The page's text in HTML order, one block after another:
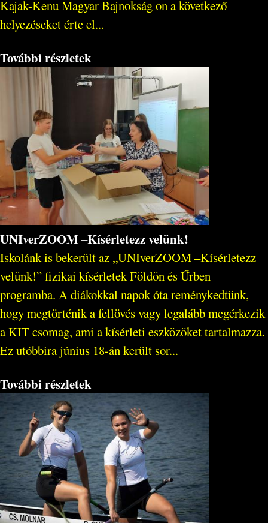
Kajak-Kenu Magyar Bajnokság on a következő
helyezéseket érte el...
További részletek
UNIverZOOM –Kísérletezz velünk!
Iskolánk is bekerült az „UNIverZOOM –Kísérletezz
velünk!” fizikai kísérletek Földön és Űrben
programba. A diákokkal napok óta reménykedtünk,
hogy megtörténik a fellövés vagy legalább megérkezik
a KIT csomag, ami a kísérleti eszközöket tartalmazza.
Ez utóbbira június 18-án került sor...
További részletek